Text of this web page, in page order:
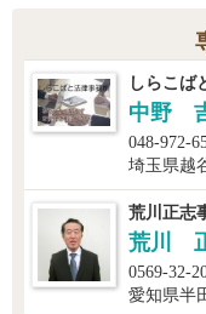
しらこば
中野
048-972-
埼玉県越
荒川正志
荒川
0569-32-
愛知県半